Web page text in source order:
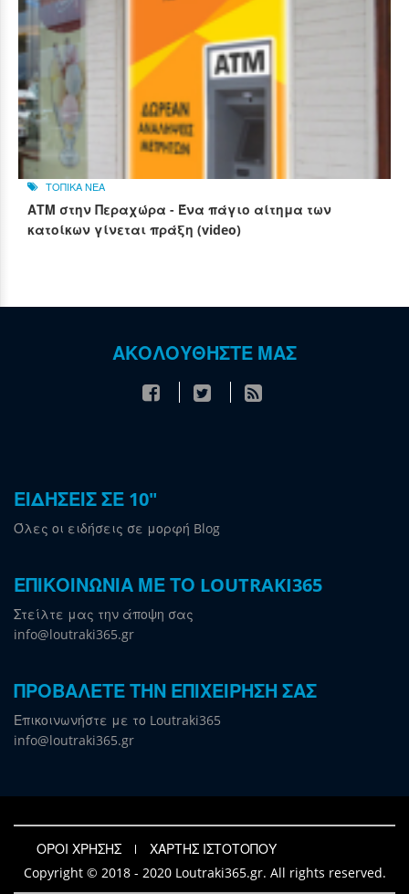
ΤΟΠΙΚΑ ΝΕΑ
ΑΤΜ στην Περαχώρα - Ένα πάγιο αίτημα των
κατοίκων γίνεται πράξη (video)
ΑΚΟΛΟΥΘΗΣΤΕ ΜΑΣ
ΕΙΔΗΣΕΙΣ ΣΕ 10"
Όλες οι ειδήσεις σε μορφή Blog
ΕΠΙΚΟΙΝΩΝΙΑ ΜΕ ΤΟ LOUTRAKI365
Στείλτε μας την άποψη σας
info@loutraki365.gr
ΠΡΟΒΑΛΕΤΕ ΤΗΝ ΕΠΙΧΕΙΡΗΣΗ ΣΑΣ
Επικοινωνήστε με το Loutraki365
info@loutraki365.gr
ΟΡΟΙ ΧΡΗΣΗΣ
ΧΑΡΤΗΣ ΙΣΤΟΤΟΠΟΥ
Copyright © 2018 - 2020 Loutraki365.gr. All rights reserved.